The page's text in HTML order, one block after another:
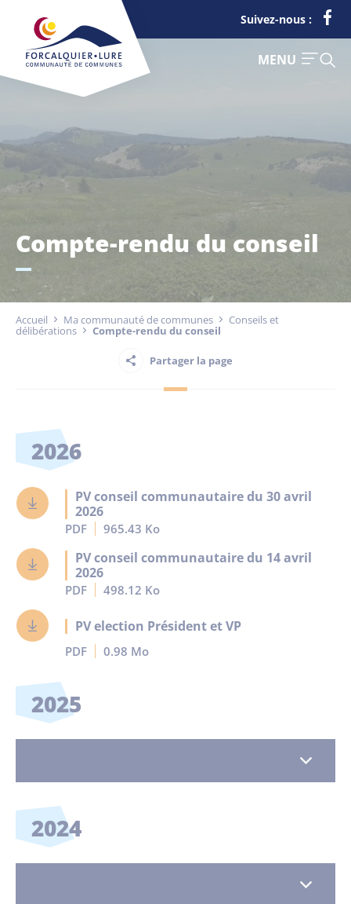
Suivez-nous :
Touriste
Entreprise
Habitant
MENU
FERMER
Compte-rendu du conseil
Accueil Ma communauté de communes Conseils et
délibérations Compte-rendu du conseil
Partager la page
2026
PV conseil communautaire du 30 avril
2026
PDF 965.43 Ko
PV conseil communautaire du 14 avril
2026
PDF 498.12 Ko
PV election Président et VP
PDF 0.98 Mo
2025
2024
Déchets
Cookies management panel